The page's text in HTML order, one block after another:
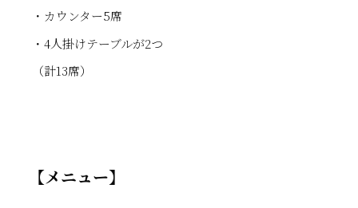
・カウンター5席
・4人掛けテーブルが2つ
（計13席）
【メニュー】